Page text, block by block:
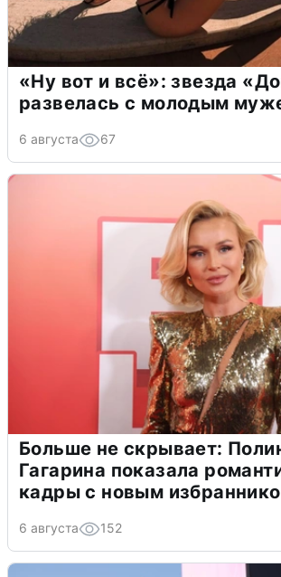
«Ну вот и всё»: звезда
развелась с молодым
6 августа 67
Больше не скрывает:
Гагарина показала
кадры с новым
6 августа 152